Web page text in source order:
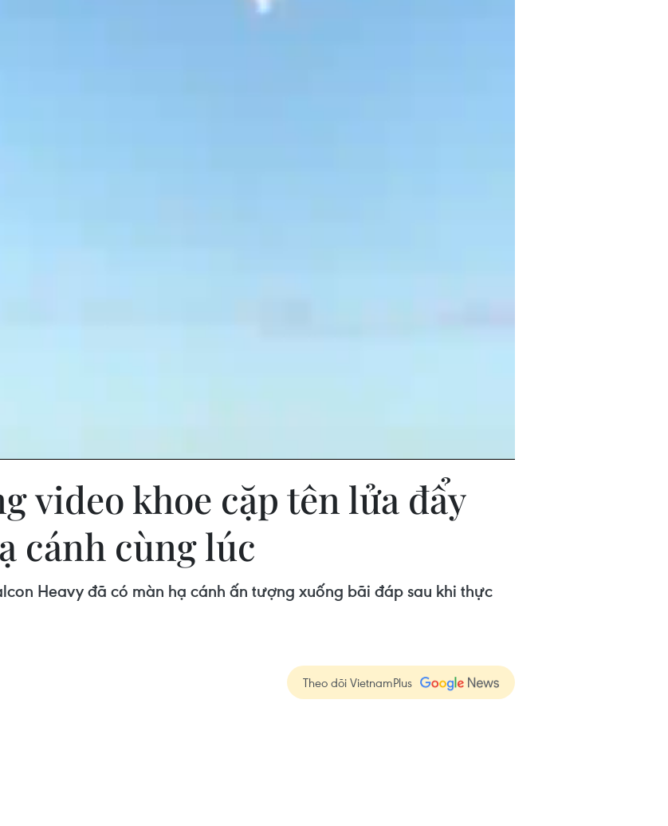
video khoe cặp tên lửa đẩy
cánh cùng lúc
Heavy đã có màn hạ cánh ấn tượng xuống bãi đáp sau khi thực
Theo dõi VietnamPlus